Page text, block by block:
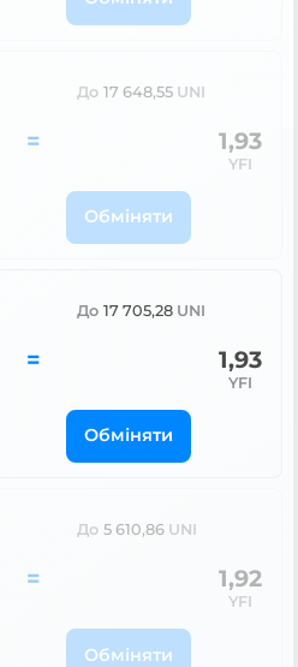
До 17 648,55 UNI
= 1,93
YFI
Обміняти
До 17 705,28 UNI
= 1,93
YFI
Обміняти
До 5 610,86 UNI
= 1,92
YFI
Обміняти